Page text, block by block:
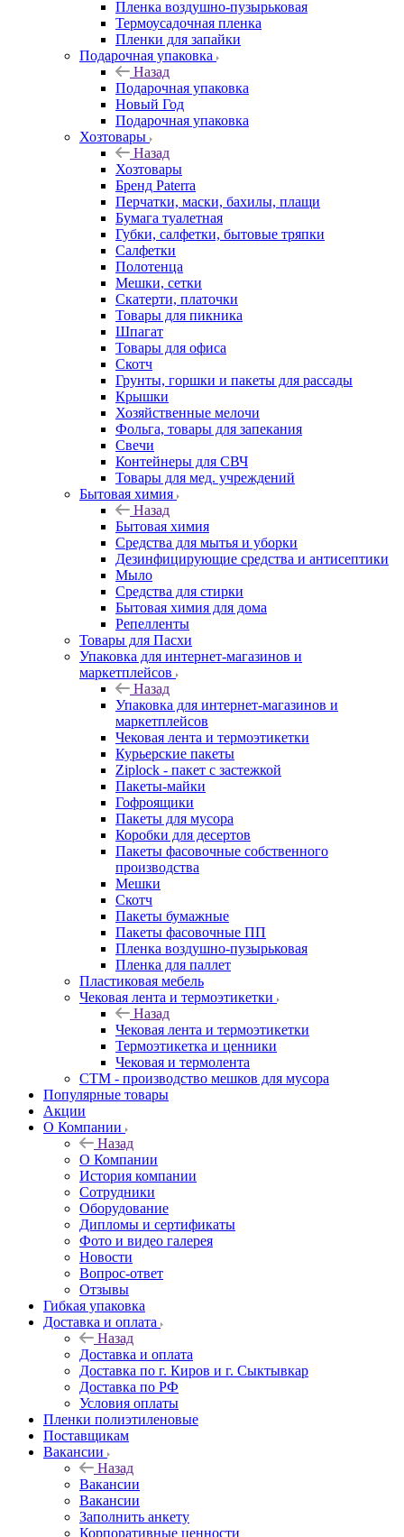
Пленка воздушно-пузырьковая
Термоусадочная пленка
Пленки для запайки
Подарочная упаковка
Назад
Подарочная упаковка
Новый Год
Подарочная упаковка
Хозтовары
Назад
Хозтовары
Бренд Paterra
Перчатки, маски, бахилы, плащи
Бумага туалетная
Губки, салфетки, бытовые тряпки
Салфетки
Полотенца
Мешки, сетки
Скатерти, платочки
Товары для пикника
Шпагат
Товары для офиса
Скотч
Грунты, горшки и пакеты для рассады
Крышки
Хозяйственные мелочи
Фольга, товары для запекания
Свечи
Контейнеры для СВЧ
Товары для мед. учреждений
Бытовая химия
Назад
Бытовая химия
Средства для мытья и уборки
Дезинфицирующие средства и антисептики
Мыло
Средства для стирки
Бытовая химия для дома
Репелленты
Товары для Пасхи
Упаковка для интернет-магазинов и
маркетплейсов
Назад
Упаковка для интернет-магазинов и
маркетплейсов
Чековая лента и термоэтикетки
Курьерские пакеты
Ziplock - пакет с застежкой
Пакеты-майки
Гофроящики
Пакеты для мусора
Коробки для десертов
Пакеты фасовочные собственного
производства
Мешки
Скотч
Пакеты бумажные
Пакеты фасовочные ПП
Пленка воздушно-пузырьковая
Пленка для паллет
Пластиковая мебель
Чековая лента и термоэтикетки
Назад
Чековая лента и термоэтикетки
Термоэтикетка и ценники
Чековая и термолента
СТМ - производство мешков для мусора
Популярные товары
Акции
О Компании
Назад
О Компании
История компании
Сотрудники
Оборудование
Дипломы и сертификаты
Фото и видео галерея
Новости
Вопрос-ответ
Отзывы
Гибкая упаковка
Доставка и оплата
Назад
Доставка и оплата
Доставка по г. Киров и г. Сыктывкар
Доставка по РФ
Условия оплаты
Пленки полиэтиленовые
Поставщикам
Вакансии
Назад
Вакансии
Вакансии
Заполнить анкету
Корпоративные ценности